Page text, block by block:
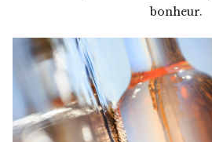
bonheur.